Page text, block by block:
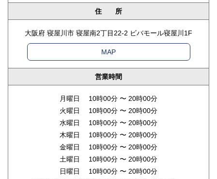
住 所
大阪府 寝屋川市 寝屋南2丁目22-2 ビバモール寝屋川1F
MAP
営業時間
月曜日 10時00分 〜 20時00分
火曜日 10時00分 〜 20時00分
水曜日 10時00分 〜 20時00分
木曜日 10時00分 〜 20時00分
金曜日 10時00分 〜 20時00分
土曜日 10時00分 〜 20時00分
日曜日 10時00分 〜 20時00分